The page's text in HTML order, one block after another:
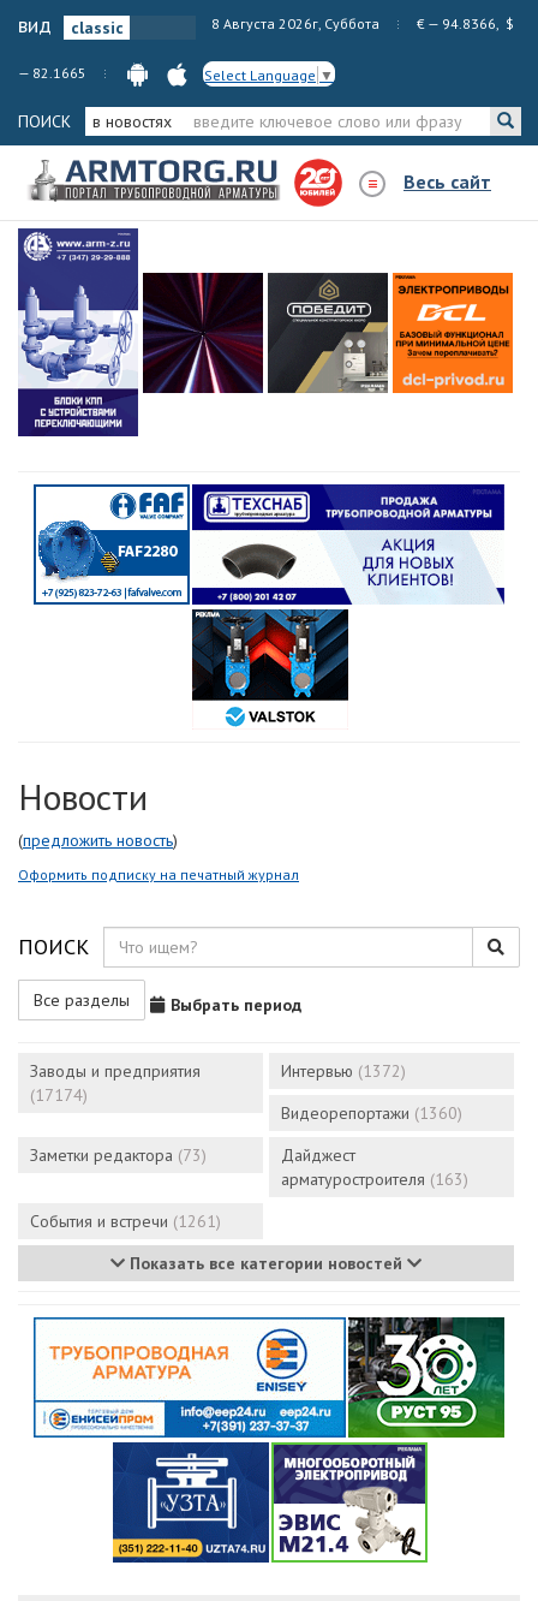
вид 8 Августа 2026г, Суббота € — 94.8366, $
— 82.1665 Select Language ▼
ПОИСК в новостях
Весь сайт
Новости
(предложить новость)
Оформить подписку на печатный журнал
ПОИСК
Все разделы Выбрать период
Заводы и предприятия
(17174)
Интервью (1372)
Видеорепортажи (1360)
Заметки редактора (73)
Дайджест
арматуростроителя (163)
События и встречи (1261)
Показать все категории новостей